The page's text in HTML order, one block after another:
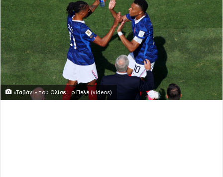
«Ταβάνι» του Ολίσε… ο Πελέ (videos)